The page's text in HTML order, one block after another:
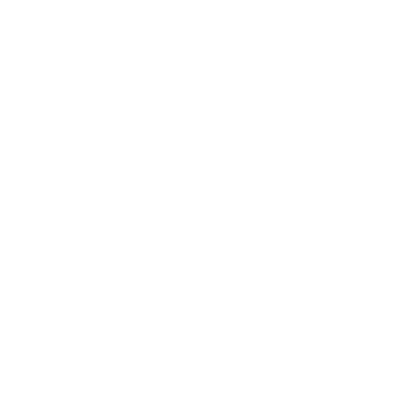
Elétrica Locação
Elétrica para Alugar
para Corredores Estreitos
Elétrica para Locação